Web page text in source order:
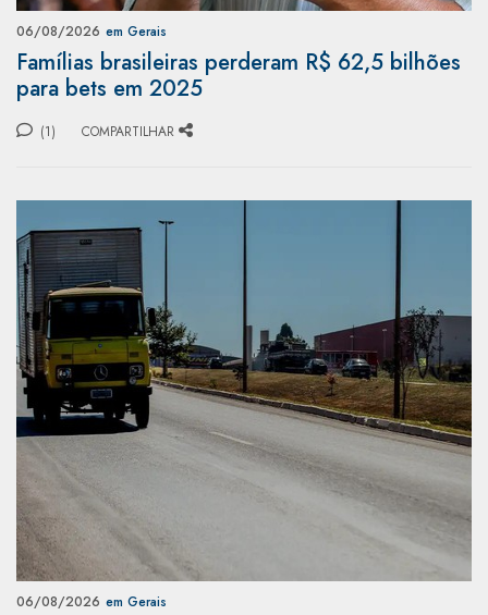
06/08/2026 em Gerais
Famílias brasileiras perderam R$ 62,5 bilhões
para bets em 2025
(1) COMPARTILHAR
06/08/2026 em Gerais